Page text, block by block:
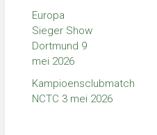
Europa
Sieger Show
Dortmund 9
mei 2026
Kampioensclubmatch
NCTC 3 mei 2026